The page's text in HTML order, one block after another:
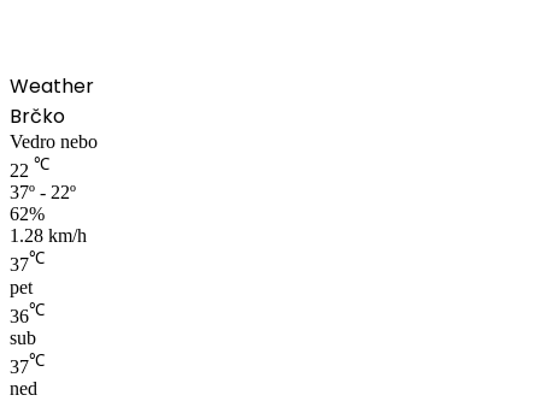
Weather
Brčko
Vedro nebo
22 ℃
37º - 22º
62%
1.28 km/h
37℃
pet
36℃
sub
37℃
ned